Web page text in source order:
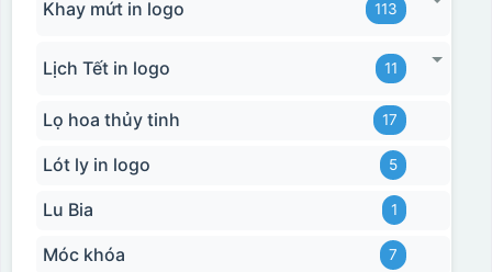
Khay mứt in logo 113
Lịch Tết in logo 11
Lọ hoa thủy tinh 17
Lót ly in logo 5
Lu Bia 1
Móc khóa 7